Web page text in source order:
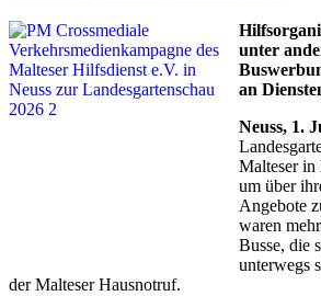
unter
an
Neuss, 1.
Malteser in
um über
Angebote
waren
Busse, die
unterwegs
der Malteser Hausnotruf.